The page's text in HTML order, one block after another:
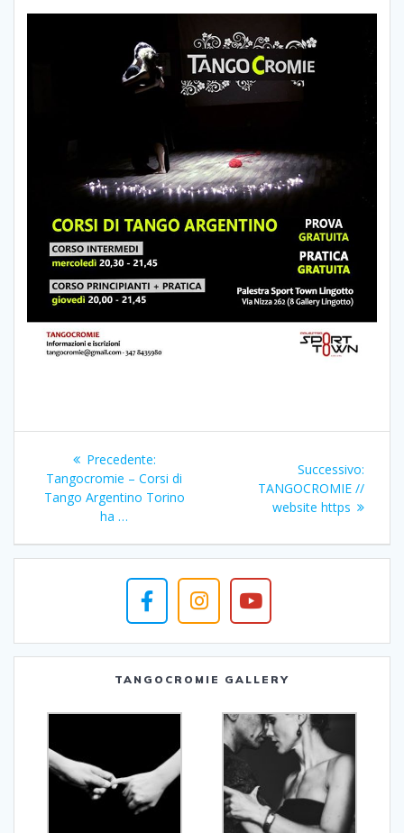
Navigazione
articoli
Precedente:Articolo
precedente:
Tangocromie – Corsi di
Tango Argentino Torino
ha …
Successivo:
TANGOCROMIE //
website https
TANGOCROMIE GALLERY